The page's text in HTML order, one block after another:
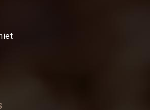
som används och om
med trycksatt
ej).